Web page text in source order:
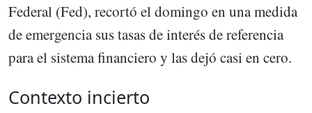
Federal (Fed), recortó el domingo en una medida
de emergencia sus tasas de interés de referencia
para el sistema financiero y las dejó casi en cero.
Contexto incierto